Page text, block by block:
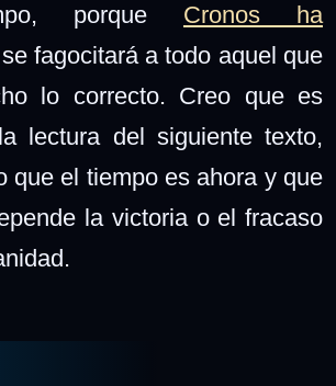
porque Cronos ha
fagocitará a todo aquel que
lo correcto. Creo que es
lectura del siguiente texto,
que el tiempo es ahora y que
la victoria o el fracaso